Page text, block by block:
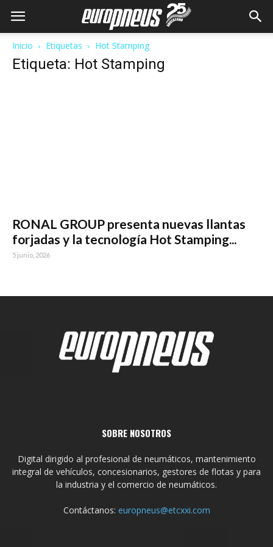
Inicio Etiquetas Hot Stamping
Etiqueta: Hot Stamping
RONAL GROUP presenta nuevas llantas
forjadas y la tecnología Hot Stamping...
5 junio, 2026
SOBRE NOSOTROS
Digital dirigido al profesional de neumáticos, mantenimiento
integral de vehículos, concesionarios, gestores de flotas y para
la industria y el comercio de neumáticos.
Contáctanos: europneus@etcxxi.com